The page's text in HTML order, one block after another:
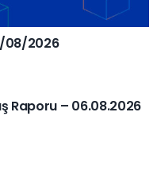
08/2026
Raporu – 06.08.2026